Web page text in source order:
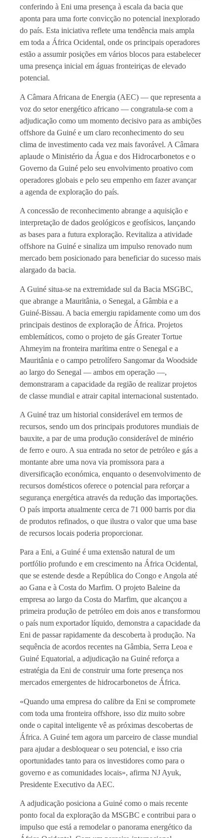
conferindo à Eni uma presença à escala da bacia que
aponta para uma forte convicção no potencial inexplorado
do país. Esta iniciativa reflete uma tendência mais ampla
em toda a África Ocidental, onde os principais operadores
estão a assumir posições em vários blocos para estabelecer
uma presença inicial em águas fronteiriças de elevado
potencial.
A Câmara Africana de Energia (AEC) — que representa a
voz do setor energético africano — congratula-se com a
adjudicação como um momento decisivo para as ambições
offshore da Guiné e um claro reconhecimento do seu
clima de investimento cada vez mais favorável. A Câmara
aplaude o Ministério da Água e dos Hidrocarbonetos e o
Governo da Guiné pelo seu envolvimento proativo com
operadores globais e pelo seu empenho em fazer avançar
a agenda de exploração do país.
A concessão de reconhecimento abrange a aquisição e
interpretação de dados geológicos e geofísicos, lançando
as bases para a futura exploração. Revitaliza a atividade
offshore na Guiné e sinaliza um impulso renovado num
mercado bem posicionado para beneficiar do sucesso mais
alargado da bacia.
A Guiné situa-se na extremidade sul da Bacia MSGBC,
que abrange a Mauritânia, o Senegal, a Gâmbia e a
Guiné-Bissau. A bacia emergiu rapidamente como um dos
principais destinos de exploração de África. Projetos
emblemáticos, como o projeto de gás Greater Tortue
Ahmeyim na fronteira marítima entre o Senegal e a
Mauritânia e o campo petrolífero Sangomar da Woodside
ao largo do Senegal — ambos em operação —,
demonstraram a capacidade da região de realizar projetos
de classe mundial e atrair capital internacional sustentado.
A Guiné traz um historial considerável em termos de
recursos, sendo um dos principais produtores mundiais de
bauxite, a par de uma produção considerável de minério
de ferro e ouro. A sua entrada no setor de petróleo e gás a
montante abre uma nova via promissora para a
diversificação económica, enquanto o desenvolvimento de
recursos domésticos oferece o potencial para reforçar a
segurança energética através da redução das importações.
O país importa atualmente cerca de 71 000 barris por dia
de produtos refinados, o que ilustra o valor que uma base
de recursos locais poderia proporcionar.
Para a Eni, a Guiné é uma extensão natural de um
portfólio profundo e em crescimento na África Ocidental,
que se estende desde a República do Congo e Angola até
ao Gana e à Costa do Marfim. O projeto Baleine da
empresa ao largo da Costa do Marfim, que alcançou a
primeira produção de petróleo em dois anos e transformou
o país num exportador líquido, demonstra a capacidade da
Eni de passar rapidamente da descoberta à produção. Na
sequência de acordos recentes na Gâmbia, Serra Leoa e
Guiné Equatorial, a adjudicação na Guiné reforça a
estratégia da Eni de construir uma forte presença nos
mercados emergentes de hidrocarbonetos de África.
«Quando uma empresa do calibre da Eni se compromete
com toda uma fronteira offshore, isso diz muito sobre
onde o capital inteligente vê as próximas descobertas de
África. A Guiné tem agora um parceiro de classe mundial
para ajudar a desbloquear o seu potencial, e isso cria
oportunidades tanto para os investidores como para o
governo e as comunidades locais», afirma NJ Ayuk,
Presidente Executivo da AEC.
A adjudicação posiciona a Guiné como o mais recente
ponto focal da exploração da MSGBC e contribui para o
impulso que está a remodelar o panorama energético da